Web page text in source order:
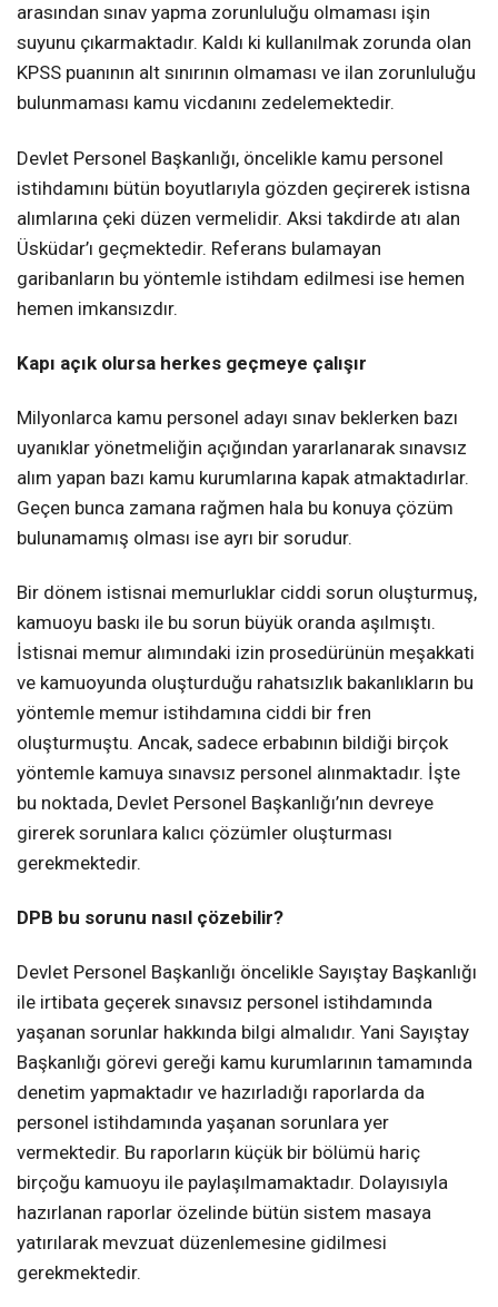
arasından sınav yapma zorunluluğu olmaması işin
suyunu çıkarmaktadır. Kaldı ki kullanılmak zorunda olan
KPSS puanının alt sınırının olmaması ve ilan zorunluluğu
bulunmaması kamu vicdanını zedelemektedir.
Devlet Personel Başkanlığı, öncelikle kamu personel
istihdamını bütün boyutlarıyla gözden geçirerek istisna
alımlarına çeki düzen vermelidir. Aksi takdirde atı alan
Üsküdar’ı geçmektedir. Referans bulamayan
garibanların bu yöntemle istihdam edilmesi ise hemen
hemen imkansızdır.
Kapı açık olursa herkes geçmeye çalışır
Milyonlarca kamu personel adayı sınav beklerken bazı
uyanıklar yönetmeliğin açığından yararlanarak sınavsız
alım yapan bazı kamu kurumlarına kapak atmaktadırlar.
Geçen bunca zamana rağmen hala bu konuya çözüm
bulunamamış olması ise ayrı bir sorudur.
Bir dönem istisnai memurluklar ciddi sorun oluşturmuş,
kamuoyu baskı ile bu sorun büyük oranda aşılmıştı.
İstisnai memur alımındaki izin prosedürünün meşakkati
ve kamuoyunda oluşturduğu rahatsızlık bakanlıkların bu
yöntemle memur istihdamına ciddi bir fren
oluşturmuştu. Ancak, sadece erbabının bildiği birçok
yöntemle kamuya sınavsız personel alınmaktadır. İşte
bu noktada, Devlet Personel Başkanlığı’nın devreye
girerek sorunlara kalıcı çözümler oluşturması
gerekmektedir.
DPB bu sorunu nasıl çözebilir?
Devlet Personel Başkanlığı öncelikle Sayıştay Başkanlığı
ile irtibata geçerek sınavsız personel istihdamında
yaşanan sorunlar hakkında bilgi almalıdır. Yani Sayıştay
Başkanlığı görevi gereği kamu kurumlarının tamamında
denetim yapmaktadır ve hazırladığı raporlarda da
personel istihdamında yaşanan sorunlara yer
vermektedir. Bu raporların küçük bir bölümü hariç
birçoğu kamuoyu ile paylaşılmamaktadır. Dolayısıyla
hazırlanan raporlar özelinde bütün sistem masaya
yatırılarak mevzuat düzenlemesine gidilmesi
gerekmektedir.